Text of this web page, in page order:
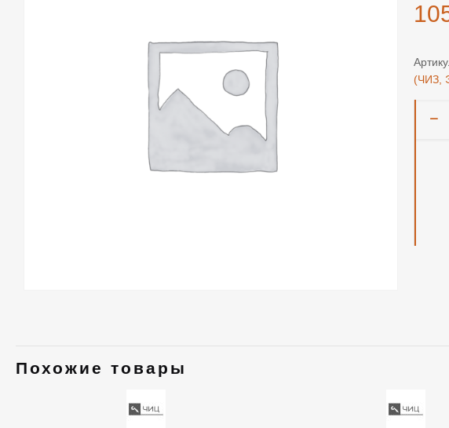
(ЧИЗ,
Похожие товары